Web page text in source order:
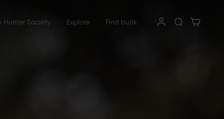
Hunter Society Explore Find butik